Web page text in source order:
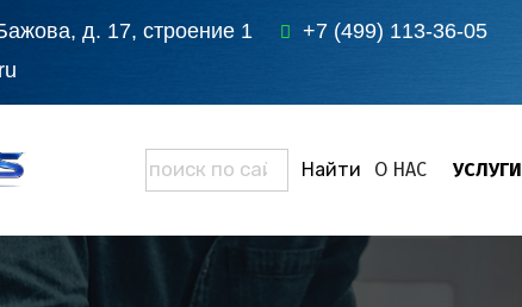
д. 17, строение 1
+7 (499) 113-36-05
О НАС УСЛУГИ